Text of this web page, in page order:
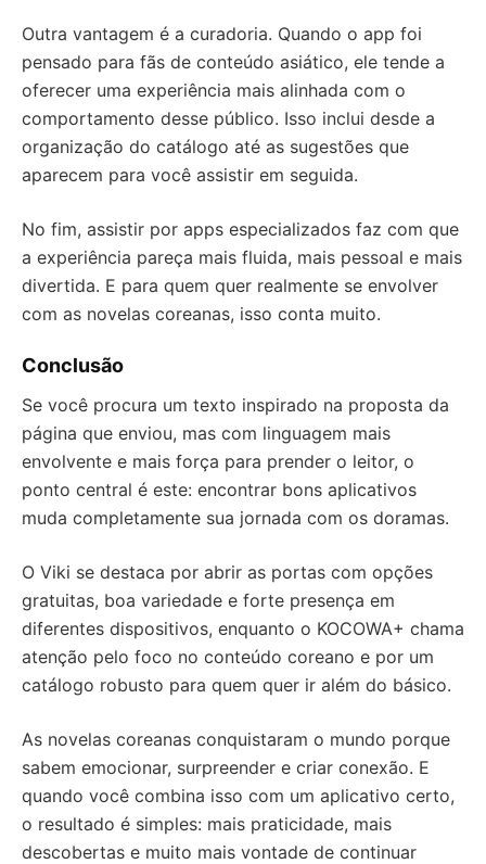
Outra vantagem é a curadoria. Quando o app foi
pensado para fãs de conteúdo asiático, ele tende a
oferecer uma experiência mais alinhada com o
comportamento desse público. Isso inclui desde a
organização do catálogo até as sugestões que
aparecem para você assistir em seguida.
No fim, assistir por apps especializados faz com que
a experiência pareça mais fluida, mais pessoal e mais
divertida. E para quem quer realmente se envolver
com as novelas coreanas, isso conta muito.
Conclusão
Se você procura um texto inspirado na proposta da
página que enviou, mas com linguagem mais
envolvente e mais força para prender o leitor, o
ponto central é este: encontrar bons aplicativos
muda completamente sua jornada com os doramas.
O Viki se destaca por abrir as portas com opções
gratuitas, boa variedade e forte presença em
diferentes dispositivos, enquanto o KOCOWA+ chama
atenção pelo foco no conteúdo coreano e por um
catálogo robusto para quem quer ir além do básico.
As novelas coreanas conquistaram o mundo porque
sabem emocionar, surpreender e criar conexão. E
quando você combina isso com um aplicativo certo,
o resultado é simples: mais praticidade, mais
descobertas e muito mais vontade de continuar